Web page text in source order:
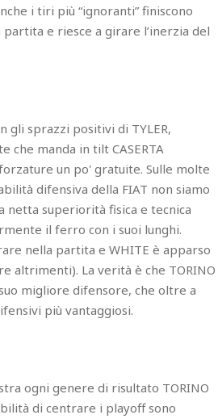
i tiri più “ignoranti” finiscono
e riesce a girare l’inerzia del
gli sprazzi positivi di TYLER,
manda in tilt CASERTA
un po' gratuite. Sulle molte
difensiva della FIAT non siamo
netta superiorità fisica e tecnica
il ferro con i suoi lunghi.
nella partita e WHITE è apparso
altrimenti). La verità è che TORINO
migliore difensore, che oltre a
più vantaggiosi.
ogni genere di risultato TORINO
di centrare i playoff sono